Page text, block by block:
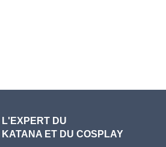
L'EXPERT DU
KATANA ET DU COSPLAY